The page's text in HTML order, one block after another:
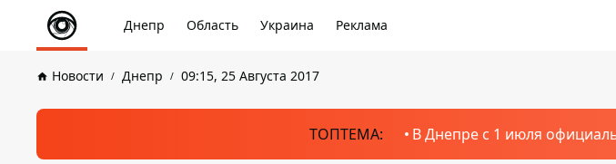
Днепр Область Украина Реклама
Новости Днепр 09:15, 25 Августа 2017
ТОПТЕМА: В Днепре с 1 июля